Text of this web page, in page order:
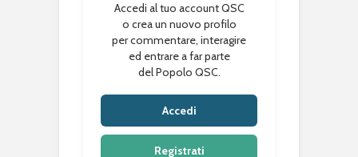
Accedi al tuo account QSC
o crea un nuovo profilo
per commentare, interagire
ed entrare a far parte
del Popolo QSC.
Accedi
Registrati